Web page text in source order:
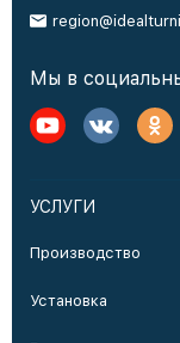
Мы в
УСЛУГИ
Производство
Установка